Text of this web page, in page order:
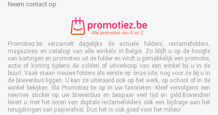
Neem contact op
Promotiez.be verzamelt dagelijks de actuele folders, reclamefolders,
magazines en catalogi van alle winkels in België. Zo blijft u op de hoogte
van kortingen en promoties uit de folder en vindt u gemakkelijk een promotie,
actie of korting tijdens de solden of uitverkoop van een winkel bij u in de
buurt. Vaak staan nieuwe folders als eerste op onze site, nog voor ze bij u in
de brievenbus liggen. U kan ze uiteraard ook op het werk, op school of in de
winkel bekijken. Sla Promotiez.be op in uw favorieten. Kleef vervolgens een
nee/nee sticker op uw brievenbus en bespaar veel tijd en geld.Bovendien
levert u met het lezen van digitale reclamefolders ook een bijdrage aan het
terugdringen van papierafval. Dus het is ook goed voor het milieu!